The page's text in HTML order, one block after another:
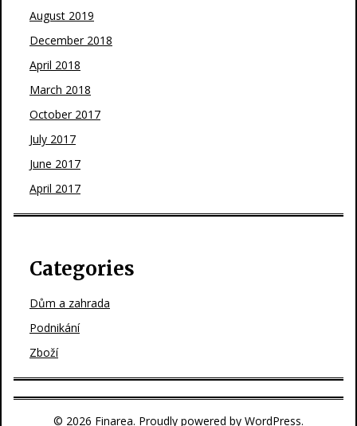
August 2019
December 2018
April 2018
March 2018
October 2017
July 2017
June 2017
April 2017
Categories
Dům a zahrada
Podnikání
Zboží
© 2026 Finarea. Proudly powered by WordPress.